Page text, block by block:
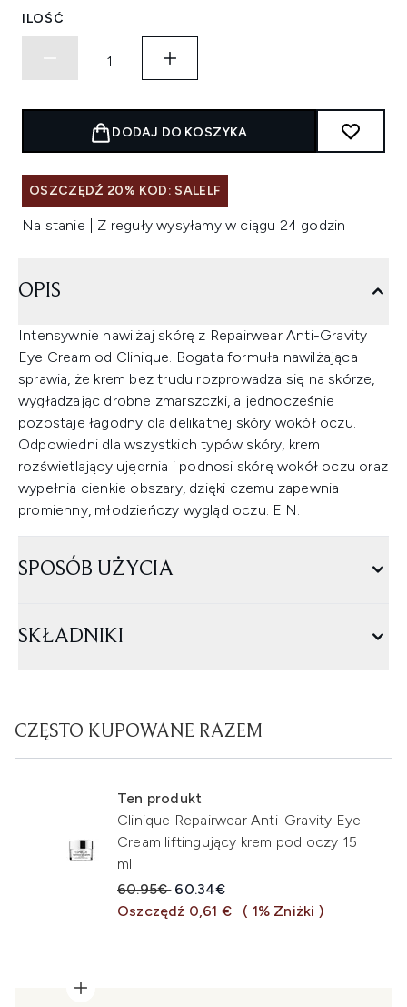
ILOŚĆ
DODAJ DO KOSZYKA
OSZCZĘDŹ 20% KOD: SALELF
Na stanie | Z reguły wysyłamy w ciągu 24 godzin
OPIS
Intensywnie nawilżaj skórę z Repairwear Anti-Gravity
Eye Cream od Clinique. Bogata formuła nawilżająca
sprawia, że krem bez trudu rozprowadza się na skórze,
wygładzając drobne zmarszczki, a jednocześnie
pozostaje łagodny dla delikatnej skóry wokół oczu.
Odpowiedni dla wszystkich typów skóry, krem
rozświetlający ujędrnia i podnosi skórę wokół oczu oraz
wypełnia cienkie obszary, dzięki czemu zapewnia
promienny, młodzieńczy wygląd oczu. E.N.
SPOSÓB UŻYCIA
SKŁADNIKI
CZĘSTO KUPOWANE RAZEM
Ten produkt
Clinique Repairwear Anti-Gravity Eye
Cream liftingujący krem pod oczy 15
ml
Sugerowana cena detaliczna:
60.95€ Aktualna cena:
60.34€
Oszczędź 0,61 €
( 1% Zniżki )